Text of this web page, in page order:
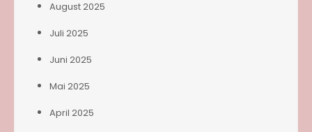
August 2025
Juli 2025
Juni 2025
Mai 2025
April 2025